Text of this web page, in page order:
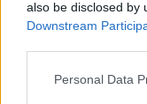
also be disclosed by
Downstream
Please note that
Personal Data
krvi nalačno.
posypať